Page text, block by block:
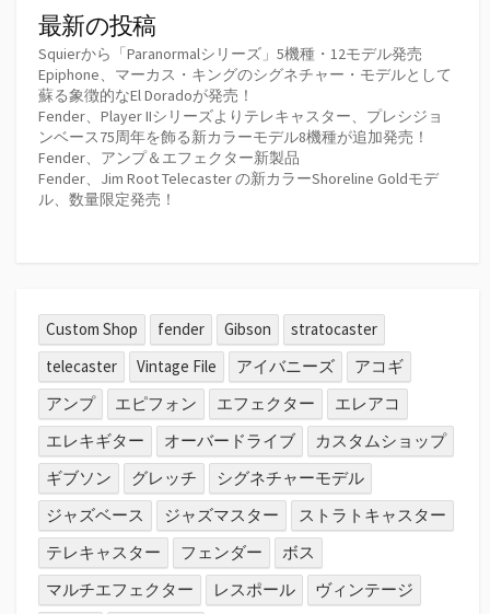
最新の投稿
Squierから「Paranormalシリーズ」5機種・12モデル発売
Epiphone、マーカス・キングのシグネチャー・モデルとして
蘇る象徴的なEl Doradoが発売！
Fender、Player IIシリーズよりテレキャスター、プレシジョ
ンベース75周年を飾る新カラーモデル8機種が追加発売！
Fender、アンプ＆エフェクター新製品
Fender、Jim Root Telecaster の新カラーShoreline Goldモデ
ル、数量限定発売！
Custom Shop fender Gibson
stratocaster
telecaster
Vintage File アイバニーズ
アコギ
アンプ
エピフォン エフェクター
エレアコ
エレキギター
オーバードライブ
カスタムショップ
ギブソン
グレッチ
シグネチャーモデル
ジャズベース
ジャズマスター
ストラトキャスター
テレキャスター
フェンダー
ボス
マルチエフェクター
レスポール
ヴィンテージ